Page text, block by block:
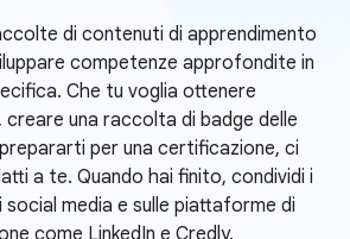
di contenuti di apprendimento
competenze approfondite in
Che tu voglia ottenere
una raccolta di badge delle
per una certificazione, ci
a te. Quando hai finito, condividi i
media e sulle piattaforme di
come LinkedIn e Credly.